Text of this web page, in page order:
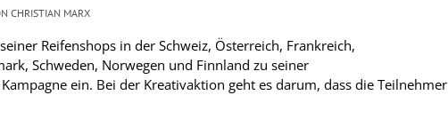
Reifenshops in der Schweiz, Österreich, Frankreich,
Schweden, Norwegen und Finnland zu seiner
ein. Bei der Kreativaktion geht es darum, dass die Teilnehmer
CHRISTIAN MARX